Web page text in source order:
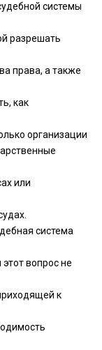
системы
разрешать
права, а также
как
организации
или
система
вопрос не
к